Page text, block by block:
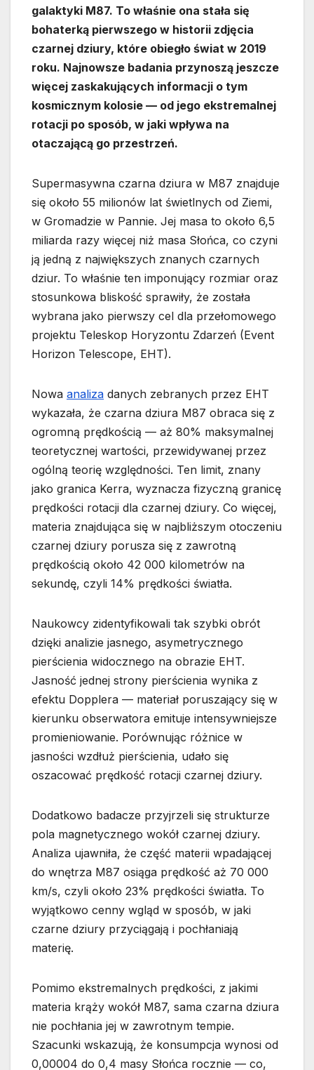
galaktyki M87. To właśnie ona stała się
bohaterką pierwszego w historii zdjęcia
czarnej dziury, które obiegło świat w 2019
roku. Najnowsze badania przynoszą jeszcze
więcej zaskakujących informacji o tym
kosmicznym kolosie — od jego ekstremalnej
rotacji po sposób, w jaki wpływa na
otaczającą go przestrzeń.
Supermasywna czarna dziura w M87 znajduje
się około 55 milionów lat świetlnych od Ziemi,
w Gromadzie w Pannie. Jej masa to około 6,5
miliarda razy więcej niż masa Słońca, co czyni
ją jedną z największych znanych czarnych
dziur. To właśnie ten imponujący rozmiar oraz
stosunkowa bliskość sprawiły, że została
wybrana jako pierwszy cel dla przełomowego
projektu Teleskop Horyzontu Zdarzeń (Event
Horizon Telescope, EHT).
Nowa analiza danych zebranych przez EHT
wykazała, że czarna dziura M87 obraca się z
ogromną prędkością — aż 80% maksymalnej
teoretycznej wartości, przewidywanej przez
ogólną teorię względności. Ten limit, znany
jako granica Kerra, wyznacza fizyczną granicę
prędkości rotacji dla czarnej dziury. Co więcej,
materia znajdująca się w najbliższym otoczeniu
czarnej dziury porusza się z zawrotną
prędkością około 42 000 kilometrów na
sekundę, czyli 14% prędkości światła.
Naukowcy zidentyfikowali tak szybki obrót
dzięki analizie jasnego, asymetrycznego
pierścienia widocznego na obrazie EHT.
Jasność jednej strony pierścienia wynika z
efektu Dopplera — materiał poruszający się w
kierunku obserwatora emituje intensywniejsze
promieniowanie. Porównując różnice w
jasności wzdłuż pierścienia, udało się
oszacować prędkość rotacji czarnej dziury.
Dodatkowo badacze przyjrzeli się strukturze
pola magnetycznego wokół czarnej dziury.
Analiza ujawniła, że część materii wpadającej
do wnętrza M87 osiąga prędkość aż 70 000
km/s, czyli około 23% prędkości światła. To
wyjątkowo cenny wgląd w sposób, w jaki
czarne dziury przyciągają i pochłaniają
materię.
Pomimo ekstremalnych prędkości, z jakimi
materia krąży wokół M87, sama czarna dziura
nie pochłania jej w zawrotnym tempie.
Szacunki wskazują, że konsumpcja wynosi od
0,00004 do 0,4 masy Słońca rocznie — co,